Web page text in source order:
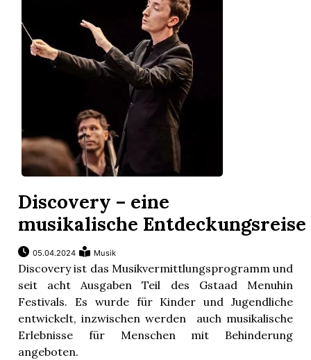
Discovery – eine
musikalische Entdeckungsreise
05.04.2024 Musik
Discovery ist das Musikvermittlungsprogramm und
seit acht Ausgaben Teil des Gstaad Menuhin
Festivals. Es wurde für Kinder und Jugendliche
entwickelt, inzwischen werden auch musikalische
Erlebnisse für Menschen mit Behinderung
angeboten.